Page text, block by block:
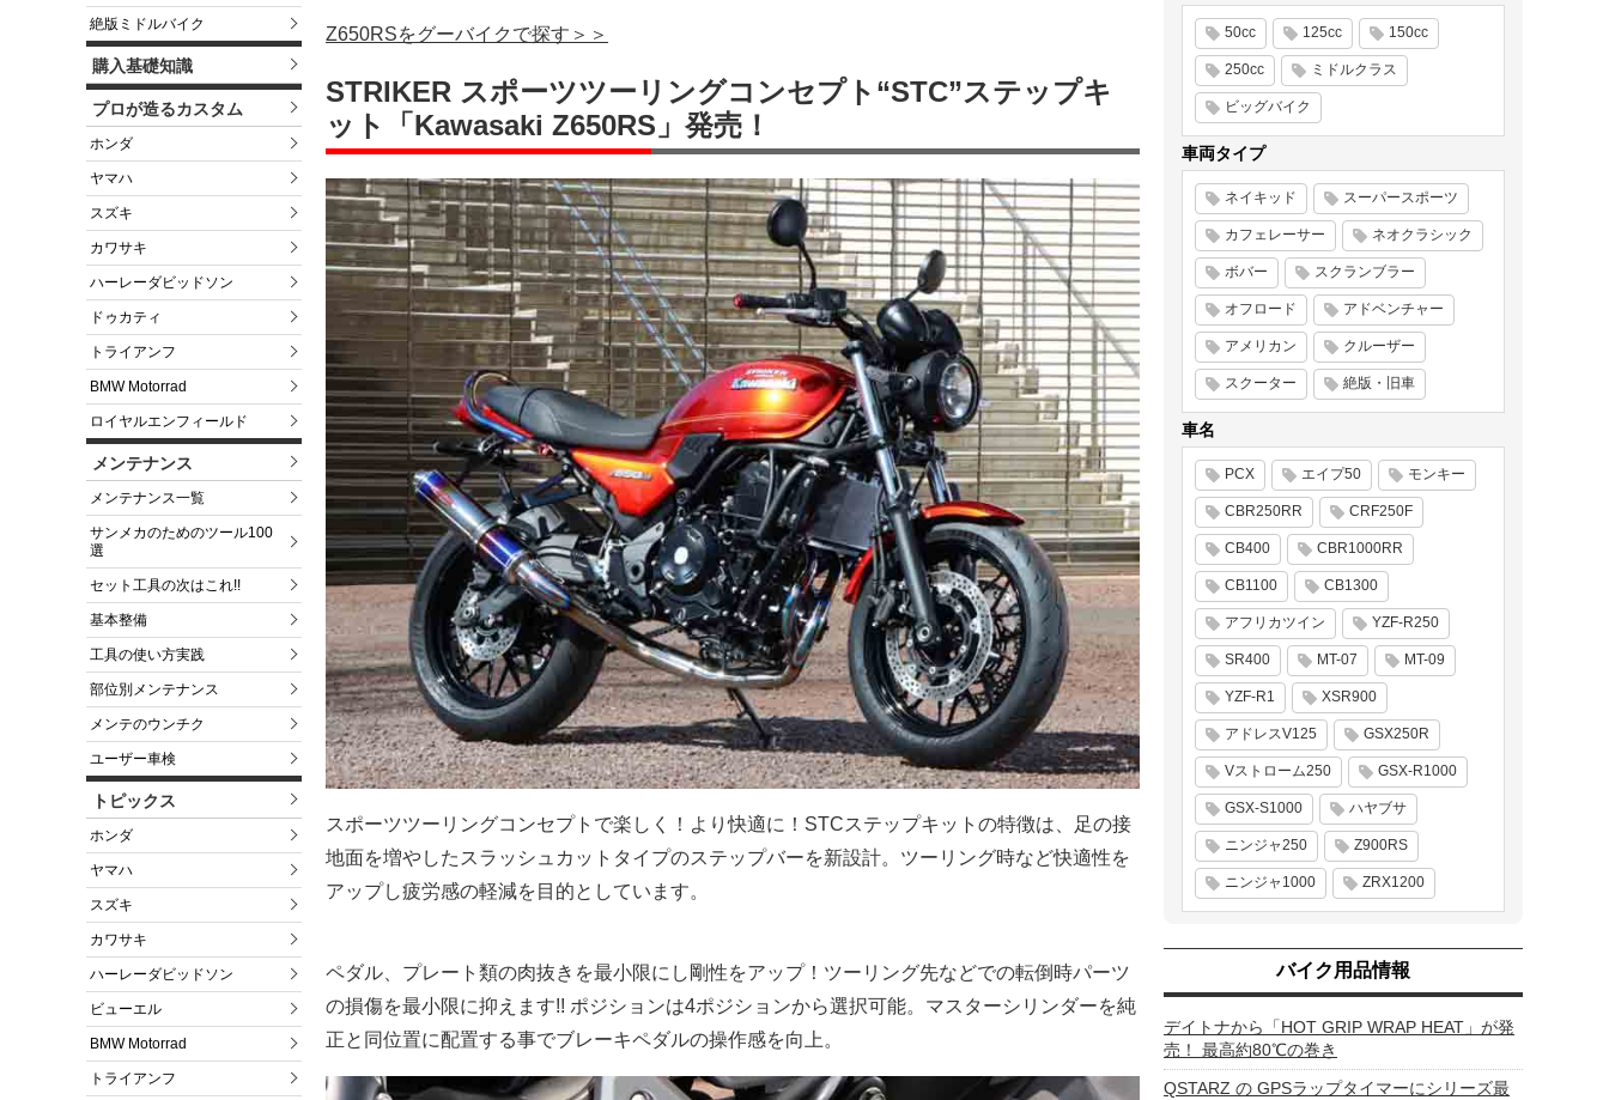
絶版ミドルバイク
購入基礎知識
プロが造るカスタム
ホンダ
ヤマハ
スズキ
カワサキ
ハーレーダビッドソン
ドゥカティ
トライアンフ
BMW Motorrad
ロイヤルエンフィールド
メンテナンス
メンテナンス一覧
サンメカのためのツール100
選
セット工具の次はこれ!!
基本整備
工具の使い方実践
部位別メンテナンス
メンテのウンチク
ユーザー車検
トピックス
ホンダ
ヤマハ
スズキ
カワサキ
ハーレーダビッドソン
ビューエル
BMW Motorrad
トライアンフ
Z650RSをグーバイクで探す＞＞
STRIKER スポーツツーリングコンセプト“STC”ステップキ
ット「Kawasaki Z650RS」発売！
スポーツツーリングコンセプトで楽しく！より快適に！STCステップキットの特徴は、足の接
地面を増やしたスラッシュカットタイプのステップバーを新設計。ツーリング時など快適性を
アップし疲労感の軽減を目的としています。
ペダル、プレート類の肉抜きを最小限にし剛性をアップ！ツーリング先などでの転倒時パーツ
の損傷を最小限に抑えます!! ポジションは4ポジションから選択可能。マスターシリンダーを純
正と同位置に配置する事でブレーキペダルの操作感を向上。
50cc 125cc 150cc
250cc ミドルクラス
ビッグバイク
車両タイプ
ネイキッド スーパースポーツ
カフェレーサー ネオクラシック
ボバー スクランブラー
オフロード アドベンチャー
アメリカン クルーザー
スクーター 絶版・旧車
車名
PCX エイプ50 モンキー
CBR250RR CRF250F
CB400 CBR1000RR
CB1100 CB1300
アフリカツイン YZF-R250
SR400 MT-07 MT-09
YZF-R1 XSR900
アドレスV125 GSX250R
Vストローム250 GSX-R1000
GSX-S1000 ハヤブサ
ニンジャ250 Z900RS
ニンジャ1000 ZRX1200
バイク用品情報
デイトナから「HOT GRIP WRAP HEAT」が発
売！ 最高約80℃の巻き
QSTARZ の GPSラップタイマーにシリーズ最